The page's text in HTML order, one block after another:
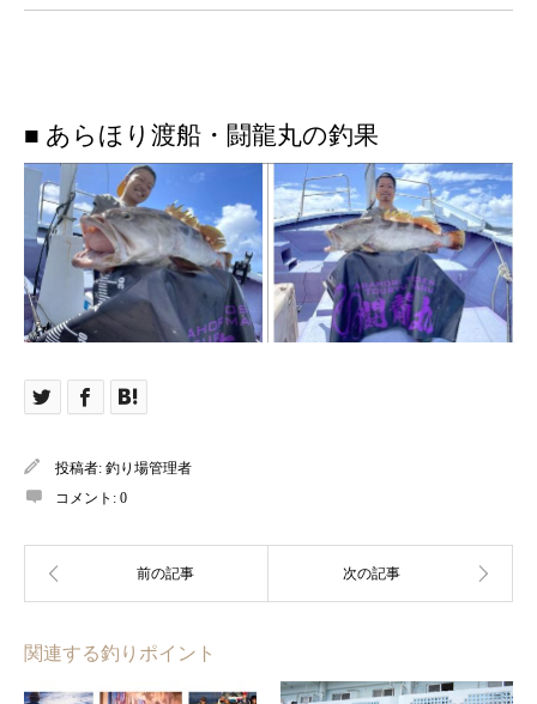
■ あらほり渡船・闘龍丸の釣果
投稿者: 釣り場管理者
コメント: 0
関連する釣りポイント